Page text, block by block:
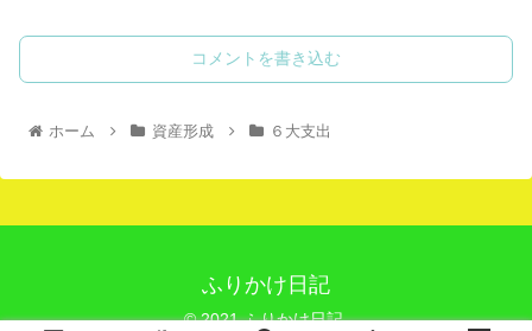
コメントを書き込む
ホーム 資産形成 ６大支出
ふりかけ日記
© 2021 ふりかけ日記.